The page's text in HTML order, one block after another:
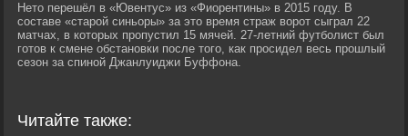
Нето перешёл в «Ювентус» из «Фиорентины» в 2015 году. В
составе «старой синьоры» за это время страж ворот сыграл 22
матчах, в которых пропустил 15 мячей. 27-летний футболист был
готов к смене обстановки после того, как просидел весь прошлый
сезон за спиной Джанлуиджи Буффона.
Читайте также: